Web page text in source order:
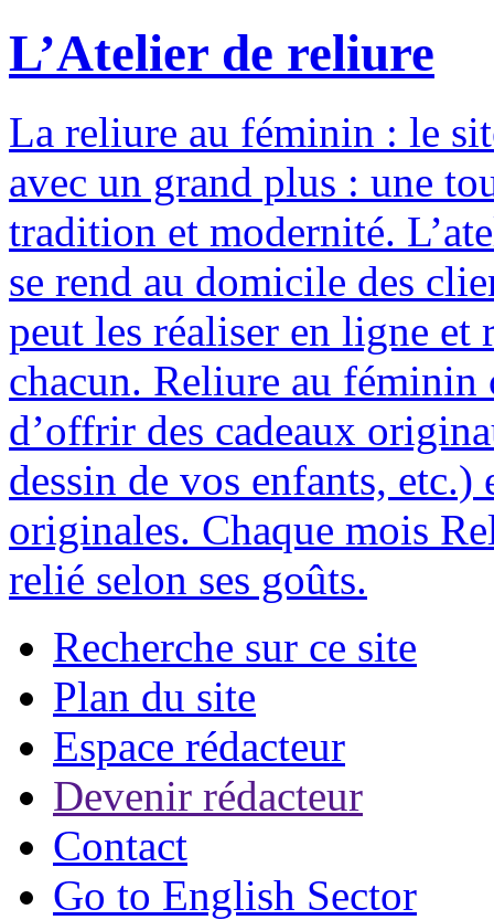
L’Atelier de reliure
La reliure au féminin : le
avec un grand plus : une
tradition et modernité.
se rend au domicile des
peut les réaliser en ligne et
chacun. Reliure au féminin
d’offrir des cadeaux
dessin de vos enfants,
originales. Chaque mois
relié selon ses goûts.
Recherche sur ce site
Plan du site
Espace rédacteur
Devenir rédacteur
Contact
Go to English Sector